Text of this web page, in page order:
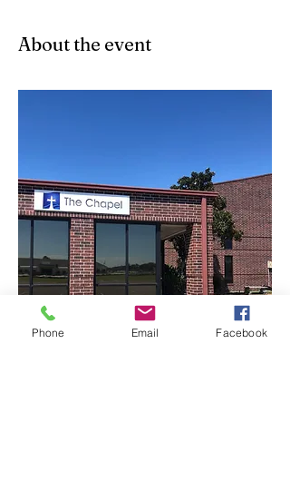
About the event
Phone Email Facebook